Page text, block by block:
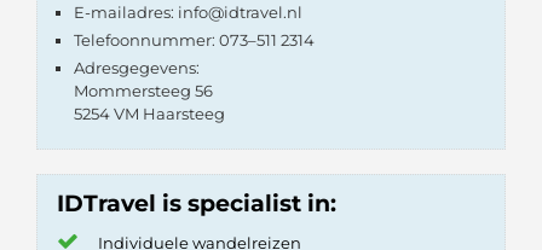
E-mailadres: info@idtravel.nl
Telefoonnummer: 073–511 2314
Adresgegevens:
Mommersteeg 56
5254 VM Haarsteeg
IDTravel is specialist in:
Individuele wandelreizen